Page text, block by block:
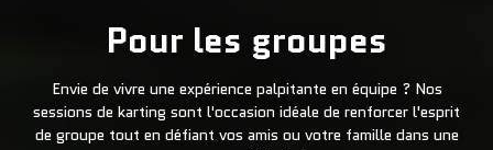
Pour les groupes
Envie de vivre une expérience palpitante en équipe ? Nos
sessions de karting sont l'occasion idéale de renforcer l'esprit
de groupe tout en défiant vos amis ou votre famille dans une